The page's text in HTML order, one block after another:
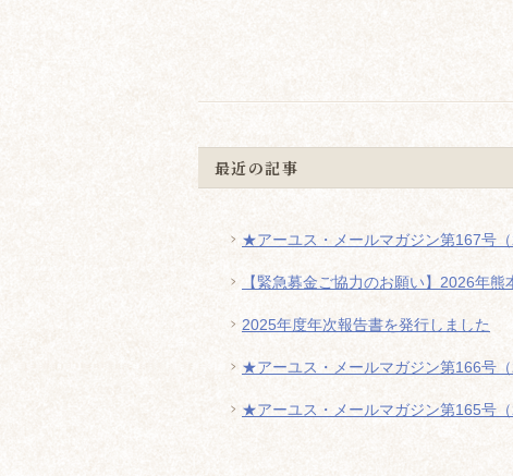
最近の記事
★アーユス・メールマガジン第167号
【緊急募金ご協力のお願い】2026年熊
2025年度年次報告書を発行しました
★アーユス・メールマガジン第166号
★アーユス・メールマガジン第165号